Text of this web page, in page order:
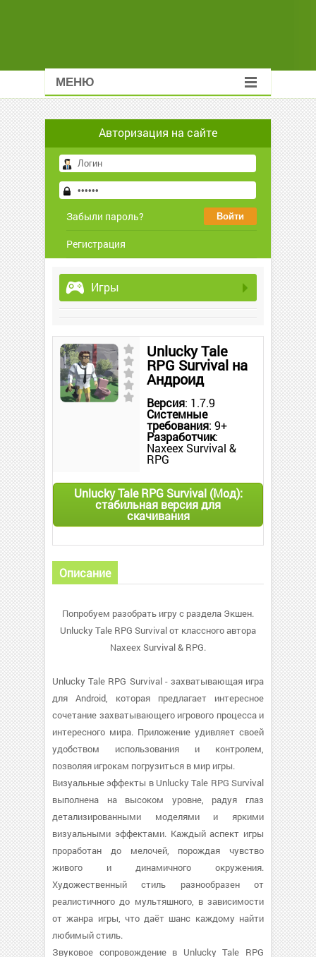
МЕНЮ
Авторизация на сайте
Забыли пароль?
Регистрация
Игры
Unlucky Tale
RPG Survival на
Андроид
Версия: 1.7.9
Системные
требования: 9+
Разработчик:
Naxeex Survival &
RPG
Unlucky Tale RPG Survival (Мод):
стабильная версия для
скачивания
Описание
Попробуем разобрать игру с раздела Экшен.
Unlucky Tale RPG Survival от классного автора
Naxeex Survival & RPG.
Unlucky Tale RPG Survival - захватывающая игра
для Android, которая предлагает интересное
сочетание захватывающего игрового процесса и
интересного мира. Приложение удивляет своей
удобством использования и контролем,
позволяя игрокам погрузиться в мир игры.
Визуальные эффекты в Unlucky Tale RPG Survival
выполнена на высоком уровне, радуя глаз
детализированными моделями и яркими
визуальными эффектами. Каждый аспект игры
проработан до мелочей, порождая чувство
живого и динамичного окружения.
Художественный стиль разнообразен от
реалистичного до мультяшного, в зависимости
от жанра игры, что даёт шанс каждому найти
любимый стиль.
Звуковое сопровождение в Unlucky Tale RPG